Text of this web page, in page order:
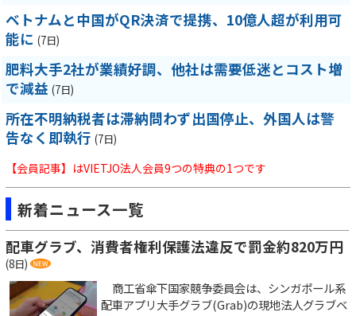
ベトナムと中国がQR決済で提携、10億人超が利用可
能に (7日)
肥料大手2社が業績好調、他社は需要低迷とコスト増
で減益 (7日)
所在不明納税者は滞納問わず出国停止、外国人は警
告なく即執行 (7日)
【会員記事】はVIETJO法人会員9つの特典の1つです
新着ニュース一覧
配車グラブ、消費者権利保護法違反で罰金約820万円
(8日)
商工省傘下国家競争委員会は、シンガポール系
配車アプリ大手グラブ(Grab)の現地法人グラブベ